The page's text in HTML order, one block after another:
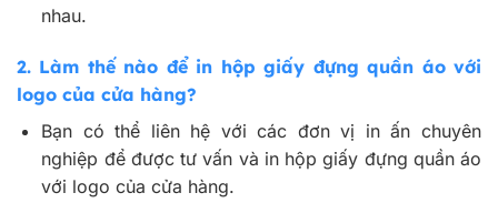
nhau.
2. Làm thế nào để in hộp giấy đựng quần áo với
logo của cửa hàng?
Bạn có thể liên hệ với các đơn vị in ấn chuyên
nghiệp để được tư vấn và in hộp giấy đựng quần áo
với logo của cửa hàng.